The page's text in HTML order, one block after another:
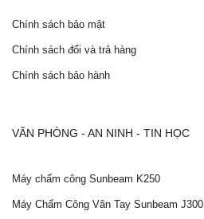
Chính sách bảo mật
Chính sách đổi và trả hàng
Chính sách bảo hành
VĂN PHÒNG - AN NINH - TIN HỌC
Máy chấm công Sunbeam K250
Máy Chấm Công Vân Tay Sunbeam J300